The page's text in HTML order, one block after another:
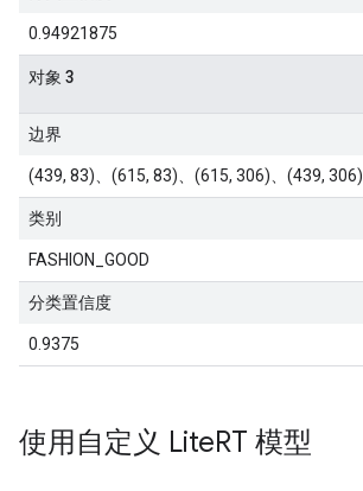
0.94921875
对象 3
边界
(439, 83)、(615, 83)、(615, 306)、(439, 306)
类别
FASHION_GOOD
分类置信度
0.9375
使用自定义 LiteRT 模型